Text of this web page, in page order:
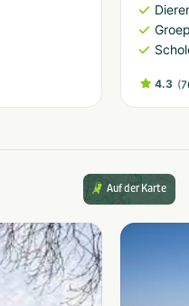
4.3 (
Auf der Karte